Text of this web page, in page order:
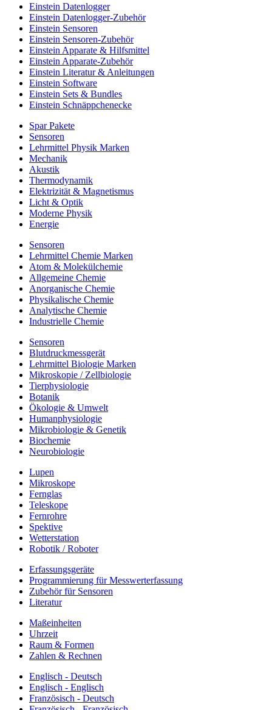
Einstein Datenlogger
Einstein Datenlogger-Zubehör
Einstein Sensoren
Einstein Sensoren-Zubehör
Einstein Apparate & Hilfsmittel
Einstein Apparate-Zubehör
Einstein Literatur & Anleitungen
Einstein Software
Einstein Sets & Bundles
Einstein Schnäppchenecke
Spar Pakete
Sensoren
Lehrmittel Physik Marken
Mechanik
Akustik
Thermodynamik
Elektrizität & Magnetismus
Licht & Optik
Moderne Physik
Energie
Sensoren
Lehrmittel Chemie Marken
Atom & Molekülchemie
Allgemeine Chemie
Anorganische Chemie
Physikalische Chemie
Analytische Chemie
Industrielle Chemie
Sensoren
Blutdruckmessgerät
Lehrmittel Biologie Marken
Mikroskopie / Zellbiologie
Tierphysiologie
Botanik
Ökologie & Umwelt
Humanphysiologie
Mikrobiologie & Genetik
Biochemie
Neurobiologie
Lupen
Mikroskope
Fernglas
Teleskope
Fernrohre
Spektive
Wetterstation
Robotik / Roboter
Erfassungsgeräte
Programmierung für Messwerterfassung
Zubehör für Sensoren
Literatur
Maßeinheiten
Uhrzeit
Raum & Formen
Zahlen & Rechnen
Englisch - Deutsch
Englisch - Englisch
Französisch - Deutsch